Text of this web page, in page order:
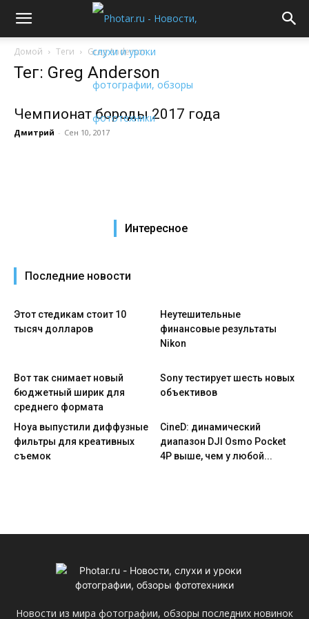
Домой Теги Greg Anderson
Тег: Greg Anderson
Чемпионат бороды 2017 года
Дмитрий - Сен 10, 2017
Интересное
Последние новости
Этот стедикам стоит 10
тысяч долларов
Неутешительные
финансовые результаты
Nikon
Вот так снимает новый
бюджетный ширик для
среднего формата
Sony тестирует шесть новых
объективов
Hoya выпустили диффузные
фильтры для креативных
съемок
CineD: динамический
диапазон DJI Osmo Pocket
4P выше, чем у любой...
Новости из мира фотографии, обзоры последних новинок